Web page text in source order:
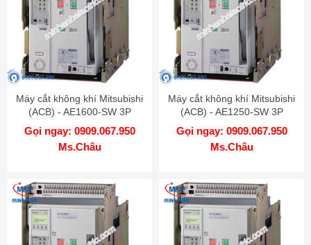
Máy cắt không khí Mitsubishi
(ACB) - AE1600-SW 3P
1600A 65kA DR
Gọi ngay: 0909.067.950
Ms.Châu
Máy cắt không khí Mitsubishi
(ACB) - AE1250-SW 3P
1250A 65kA DR
Gọi ngay: 0909.067.950
Ms.Châu